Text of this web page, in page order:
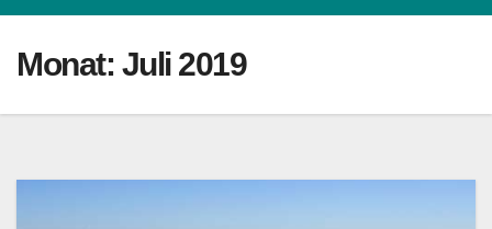
Monat: Juli 2019